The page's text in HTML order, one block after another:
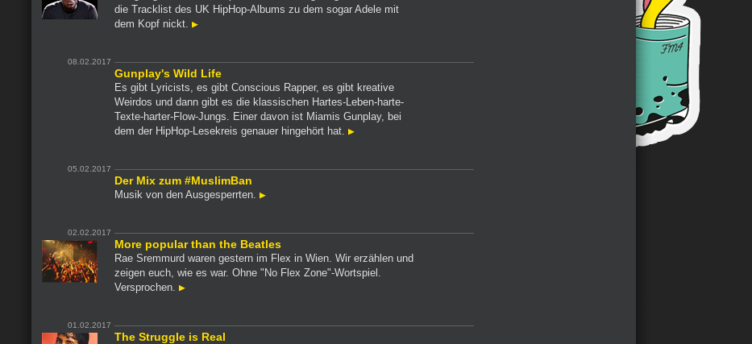
die Tracklist des UK HipHop-Albums zu dem sogar Adele mit
dem Kopf nickt.
08.02.2017
Gunplay's Wild Life
Es gibt Lyricists, es gibt Conscious Rapper, es gibt kreative
Weirdos und dann gibt es die klassischen Hartes-Leben-harte-
Texte-harter-Flow-Jungs. Einer davon ist Miamis Gunplay, bei
dem der HipHop-Lesekreis genauer hingehört hat.
05.02.2017
Der Mix zum #MuslimBan
Musik von den Ausgesperrten.
02.02.2017
More popular than the Beatles
Rae Sremmurd waren gestern im Flex in Wien. Wir erzählen und
zeigen euch, wie es war. Ohne "No Flex Zone"-Wortspiel.
Versprochen.
01.02.2017
The Struggle is Real